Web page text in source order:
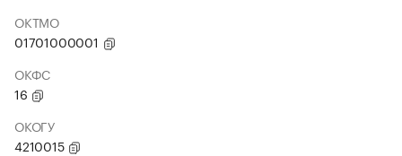
ОКТМО
01701000001
ОКФС
16
ОКОГУ
4210015